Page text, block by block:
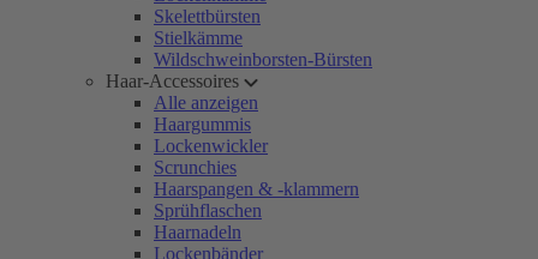
Skelettbürsten
Stielkämme
Wildschweinborsten-Bürsten
Haar-Accessoires
Alle anzeigen
Haargummis
Lockenwickler
Scrunchies
Haarspangen & -klammern
Sprühflaschen
Haarnadeln
Lockenbänder